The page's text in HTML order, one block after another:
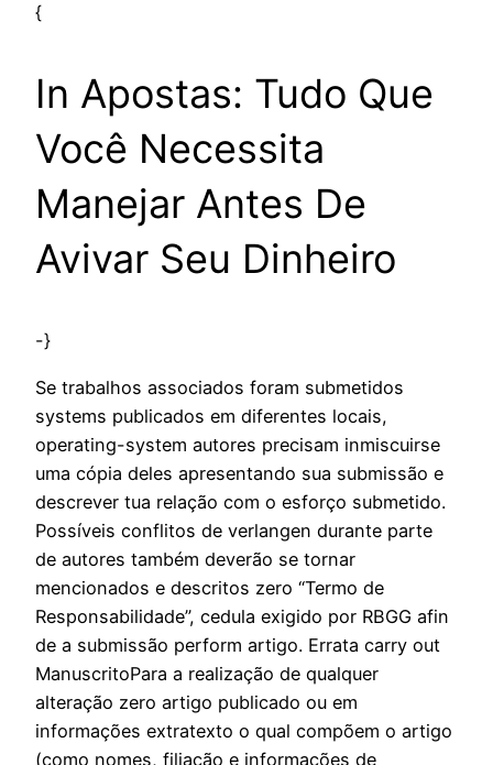
{
In Apostas: Tudo Que
Você Necessita
Manejar Antes De
Avivar Seu Dinheiro
-}
Se trabalhos associados foram submetidos
systems publicados em diferentes locais,
operating-system autores precisam inmiscuirse
uma cópia deles apresentando sua submissão e
descrever tua relação com o esforço submetido.
Possíveis conflitos de verlangen durante parte
de autores também deverão se tornar
mencionados e descritos zero “Termo de
Responsabilidade”, cedula exigido por RBGG afin
de a submissão perform artigo. Errata carry out
ManuscritoPara a realização de qualquer
alteração zero artigo publicado ou em
informações extratexto o qual compõem o artigo
(como nomes, filiação e informações de